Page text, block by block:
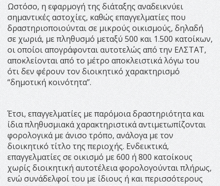
Ωστόσο, η εφαρμογή της διάταξης αναδεικνύει
σημαντικές αστοχίες, καθώς επαγγελματίες που
δραστηριοποιούνται σε μικρούς οικισμούς, δηλαδή
σε χωριά, με πληθυσμό μεταξύ 500 και 1.500 κατοίκων,
οι οποίοι απογράφονται αυτοτελώς από την ΕΛΣΤΑΤ,
αποκλείονται από το μέτρο αποκλειστικά λόγω του
ότι δεν φέρουν τον διοικητικό χαρακτηρισμό
“δημοτική κοινότητα”.
Έτσι, επαγγελματίες με παρόμοια δραστηριότητα και
ίδια πληθυσμιακά χαρακτηριστικά αντιμετωπίζονται
φορολογικά με άνισο τρόπο, ανάλογα με τον
διοικητικό τίτλο της περιοχής. Ενδεικτικά,
επαγγελματίες σε οικισμό με 600 ή 800 κατοίκους
χωρίς διοικητική αυτοτέλεια φορολογούνται πλήρως,
ενώ συνάδελφοί του με ίδιους ή και περισσότερους